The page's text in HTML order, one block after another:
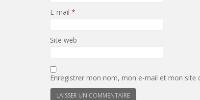
E-mail *
Site web
Enregistrer mon nom, mon e-mail et mon